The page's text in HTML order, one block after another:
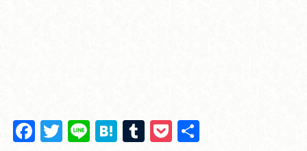
F
T
Li
H
T
P